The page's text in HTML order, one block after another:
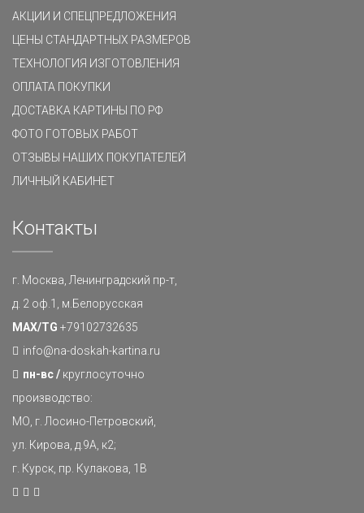
АКЦИИ И СПЕЦПРЕДЛОЖЕНИЯ
ЦЕНЫ СТАНДАРТНЫХ РАЗМЕРОВ
ТЕХНОЛОГИЯ ИЗГОТОВЛЕНИЯ
ОПЛАТА ПОКУПКИ
ДОСТАВКА КАРТИНЫ ПО РФ
ФОТО ГОТОВЫХ РАБОТ
ОТЗЫВЫ НАШИХ ПОКУПАТЕЛЕЙ
ЛИЧНЫЙ КАБИНЕТ
Контакты
г. Москва, Ленинградский пр-т,
д. 2 оф.1, м.Белорусская
MAX/TG +79102732635
info@na-doskah-kartina.ru
пн-вс / круглосуточно
производство:
МО, г. Лосино-Петровский,
ул. Кирова, д.9А, к2;
г. Курск, пр. Кулакова, 1В